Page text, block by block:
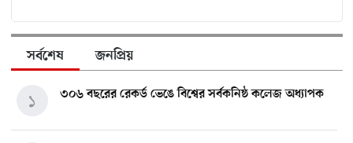
সর্বশেষ জনপ্রিয়
৩০৬ বছরের রেকর্ড ভেঙে বিশ্বের সর্বকনিষ্ঠ কলেজ অধ্যাপক
১